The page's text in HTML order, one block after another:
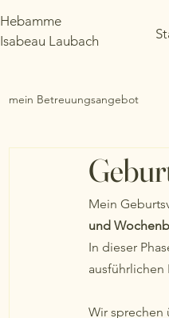
Hebamme
Isabeau Laubach
mein Betreuungsangebot
Mein
und
In dieser
Wir sprechen